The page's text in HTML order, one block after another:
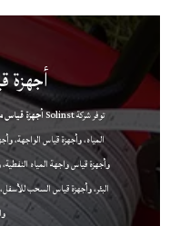
توفر شركة Solinst أجهزة قياس
المياه، وأجهزة قياس الواجهة،
وأجهزة قياس واجهة المياه
البئر، وأجهزة قياس السحب